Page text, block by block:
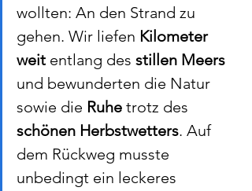
wollten: An den Strand zu
gehen. Wir liefen Kilometer
weit entlang des stillen Meers
und bewunderten die Natur
sowie die Ruhe trotz des
schönen Herbstwetters. Auf
dem Rückweg musste
unbedingt ein leckeres